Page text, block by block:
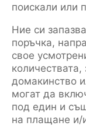
поискали или
Ние си
поръчка,
свое
домакинство
могат да
под един и
на плащане и/